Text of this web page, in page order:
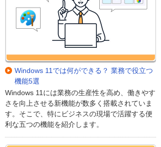
Windows 11では何ができる？ 業務で役立つ
機能5選
Windows 11には業務の生産性を高め、働きやす
さを向上させる新機能が数多く搭載されていま
す。そこで、特にビジネスの現場で活躍する便
利な五つの機能を紹介します。